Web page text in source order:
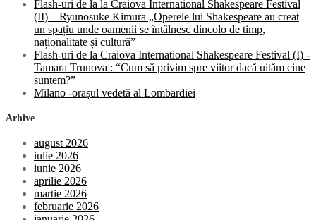
Flash-uri de la la Craiova International Shakespeare Festival
(II) – Ryunosuke Kimura „Operele lui Shakespeare au creat
un spațiu unde oamenii se întâlnesc dincolo de timp,
naționalitate și cultură”
Flash-uri de la Craiova International Shakespeare Festival (I) -
Tamara Trunova : “Cum să privim spre viitor dacă uităm cine
suntem?”
Milano -orașul vedetă al Lombardiei
Arhive
august 2026
iulie 2026
iunie 2026
aprilie 2026
martie 2026
februarie 2026